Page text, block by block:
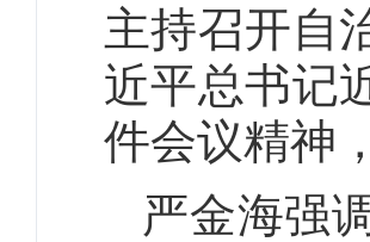
主持召开自
近平总书记
件会议精神
严金海强